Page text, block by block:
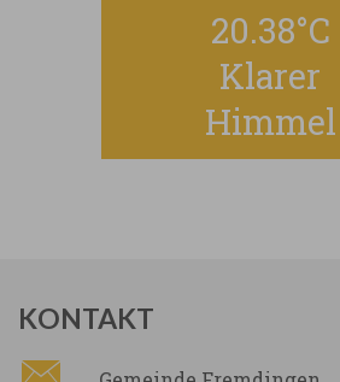
20.38°C
Klarer
Himmel
KONTAKT